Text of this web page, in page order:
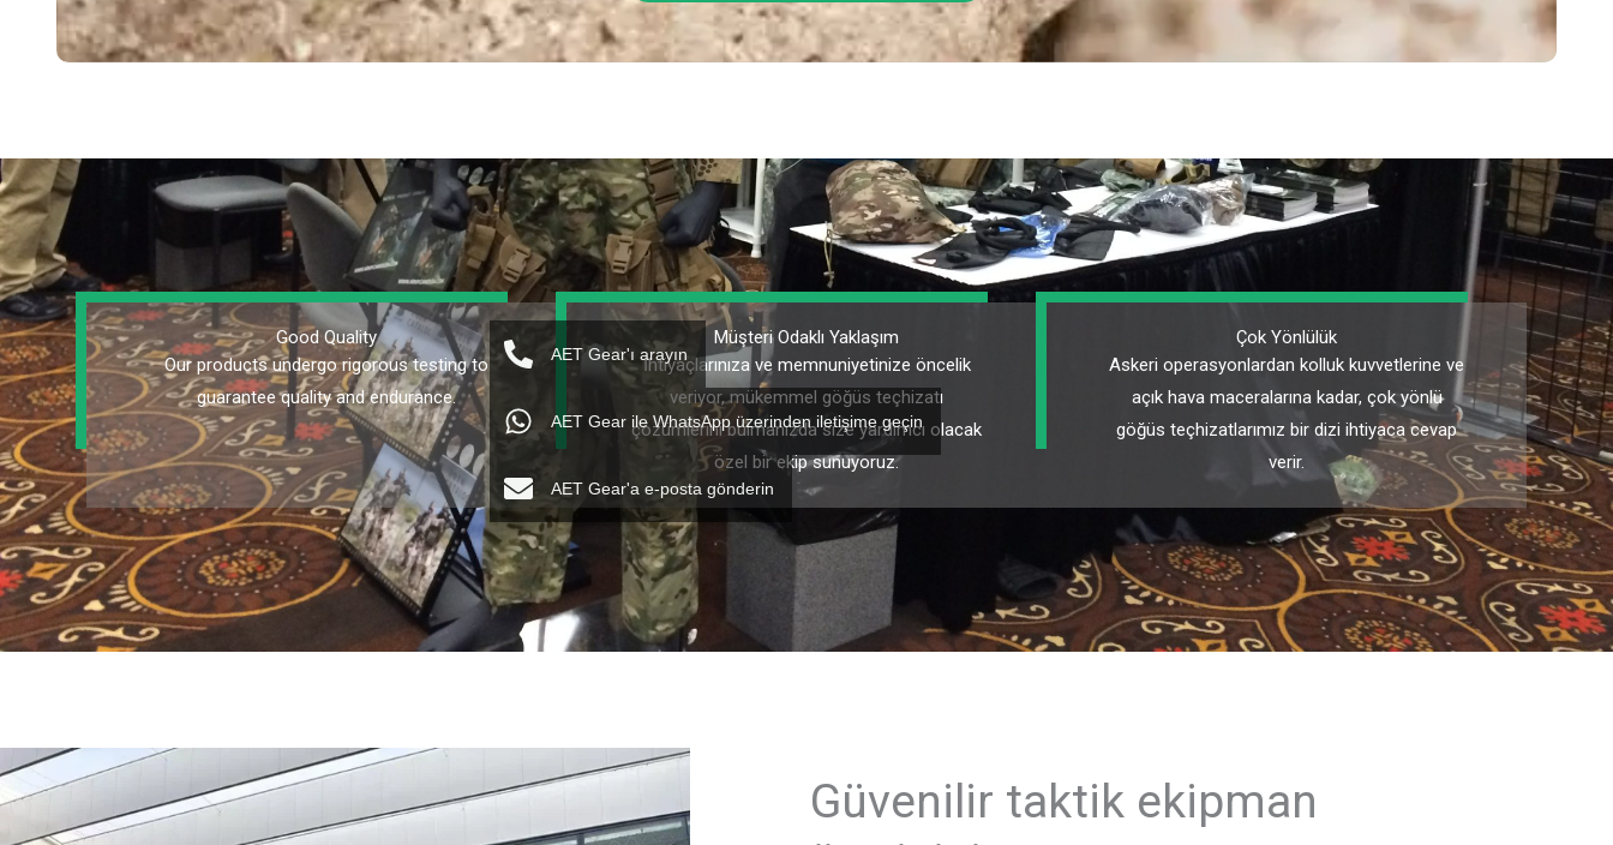
Good Quality
Our products undergo rigorous testing to
guarantee quality and endurance.
Müşteri Odaklı Yaklaşım
İhtiyaçlarınıza ve memnuniyetinize öncelik
veriyor, mükemmel göğüs teçhizatı
çözümlerini bulmanızda size yardımcı olacak
özel bir ekip sunuyoruz.
Çok Yönlülük
Askeri operasyonlardan kolluk kuvvetlerine ve
açık hava maceralarına kadar, çok yönlü
göğüs teçhizatlarımız bir dizi ihtiyaca cevap
verir.
Güvenilir taktik ekipman
AET Gear'ı arayın
AET Gear ile WhatsApp üzerinden iletişime geçin
AET Gear'a e-posta gönderin